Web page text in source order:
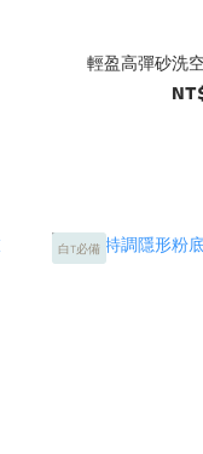
輕盈高彈砂洗
白T必備